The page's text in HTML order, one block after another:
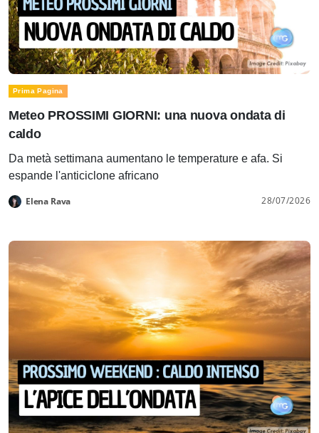
Prima Pagina
Meteo PROSSIMI GIORNI: una nuova ondata di
caldo
Da metà settimana aumentano le temperature e afa. Si
espande l'anticiclone africano
Elena Rava 28/07/2026